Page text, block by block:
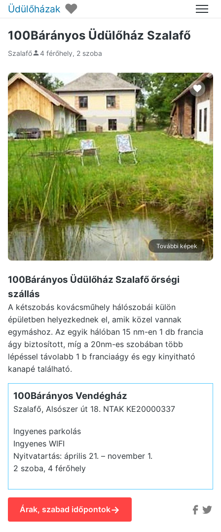
Üdülőházak ♥ Menü
100Bárányos Üdülőház Szalafő
Szalafő 4 férőhely, 2 szoba
További képek
100Bárányos Üdülőház Szalafőőrségi
szállás
A kétszobás kovácsműhely hálószobái külön
épületben helyezkednek el, amik közel vannak
egymáshoz. Az egyik hálóban 15 nm-en 1 db francia
ágy biztosított, míg a 20nm-es szobában több
lépéssel távolabb 1 b franciaágy és egy kinyitható
kanapé található.
100Bárányos Vendégház
Szalafő, Alsószer út 18. NTAK KE20000337
Ingyenes parkolás
Ingyenes WIFI
Nyitvatartás: április 21. – november 1.
2 szoba, 4 férőhely
Árak, szabad időpontok→